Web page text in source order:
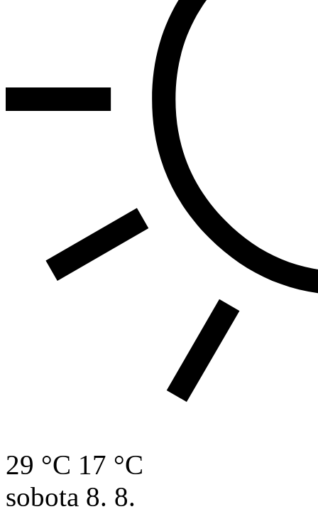
29 °C 17 °C
sobota 8. 8.